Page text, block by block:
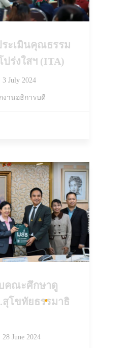
ระเมินคุณธรรม
ปร่งใสฯ (ITA)
3 July 2024
งานอธิการบดี
คณะศึกษาดู
สุโขทัยธรรมาธิ
28 June 2024